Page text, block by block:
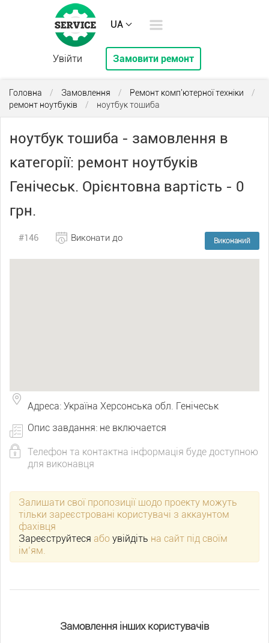
UA
Увійти Замовити ремонт
Головна / Замовлення / Ремонт комп'ютерної техніки
/
ремонт ноутбуків
/ ноутбук тошиба
ноутбук тошиба - замовлення в
категорії: ремонт ноутбуків
Генічеськ. Орієнтовна вартість - 0
грн.
#146 Виконаний
Виконати до
Адреса: Україна Херсонська обл. Генічеськ
Опис завдання: не включается
Телефон та контактна інформація буде доступною
для виконавця
Залишати свої пропозиції щодо проекту можуть
тільки зареєстровані користувачі з аккаунтом
фахівця
Зареєструйтеся або увійдіть на сайт під своїм
ім’ям.
Замовлення інших користувачів